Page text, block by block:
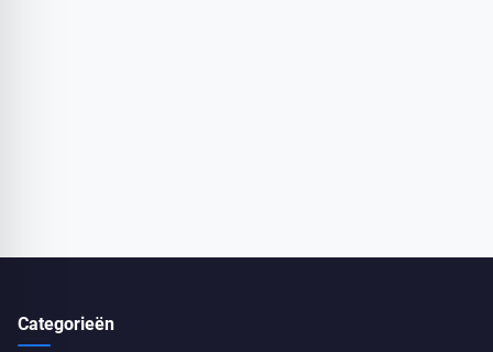
Categorieën